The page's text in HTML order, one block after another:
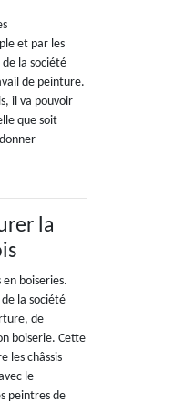
et par les
la société
de peinture.
il va pouvoir
que soit
la
boiseries.
la société
de
boiserie. Cette
les châssis
le
peintres de